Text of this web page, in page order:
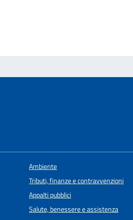
Ambiente
Tributi, finanze e contravvenzioni
Appalti pubblici
Salute, benessere e assistenza